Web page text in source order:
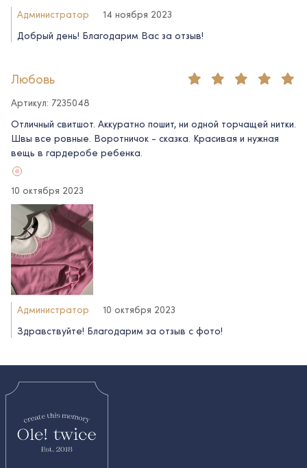
Администратор
14 ноября 2023
Добрый день! Благодарим Вас за отзыв!
Любовь
Артикул: 7235048
Отличный свитшот. Аккуратно пошит, ни одной торчащей нитки.
Швы все ровные. Воротничок - сказка. Красивая и нужная
вещь в гардеробе ребенка.
10 октября 2023
Администратор
10 октября 2023
Здравствуйте! Благодарим за отзыв с фото!